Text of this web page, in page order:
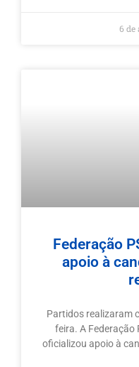
6 de
Federação
apoio à
Partidos realizaram
feira. A Federação
oficializou apoio à